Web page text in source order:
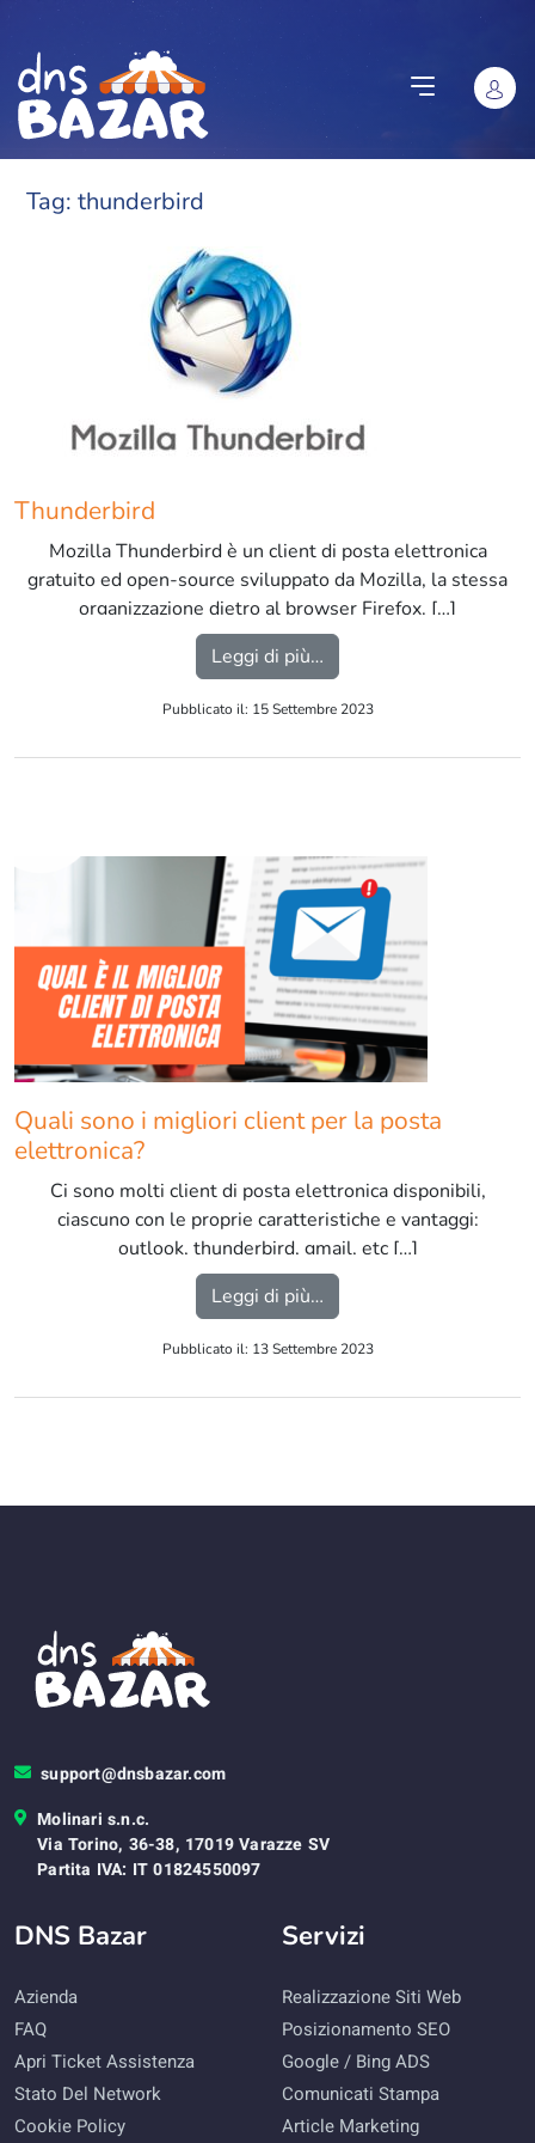
Tag: thunderbird
Thunderbird
Mozilla Thunderbird è un client di posta elettronica
gratuito ed open-source sviluppato da Mozilla, la stessa
organizzazione dietro al browser Firefox. […]
Leggi di più…
Pubblicato il: 15 Settembre 2023
Quali sono i migliori client per la posta
elettronica?
Ci sono molti client di posta elettronica disponibili,
ciascuno con le proprie caratteristiche e vantaggi:
outlook, thunderbird, gmail, etc […]
Leggi di più…
Pubblicato il: 13 Settembre 2023
support@dnsbazar.com
Molinari s.n.c.
Via Torino, 36-38, 17019 Varazze SV
Partita IVA: IT 01824550097
DNS Bazar
Azienda
FAQ
Apri Ticket Assistenza
Stato Del Network
Cookie Policy
Servizi
Realizzazione Siti Web
Posizionamento SEO
Google / Bing ADS
Comunicati Stampa
Article Marketing